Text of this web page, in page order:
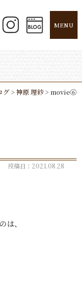
MENU
グ> 神原 理紗> movie⑥
投稿日：2021.08.28
は、